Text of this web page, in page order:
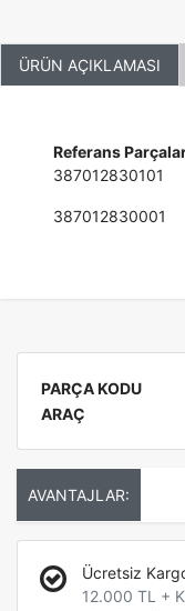
ÜRÜN AÇIKLAMASI
Referans
387012830101
387012830001
PARÇA KODU
ARAÇ
AVANTAJLAR:
Ücretsiz
12.000 TL +